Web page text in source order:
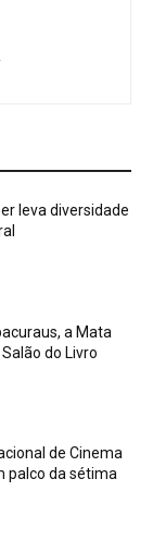
leva diversidade
a Mata
do Livro
de Cinema
palco da sétima